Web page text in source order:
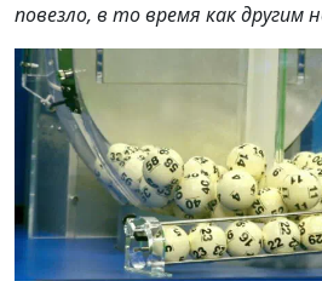
повезло, в то время как другим